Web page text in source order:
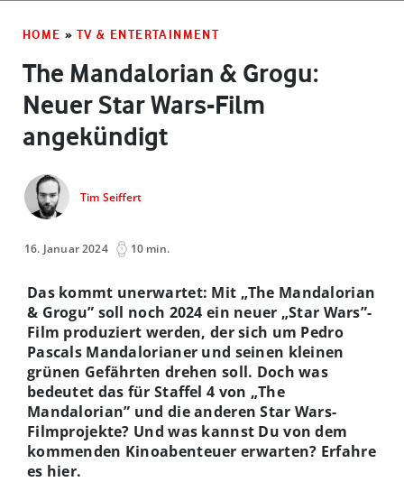
HOME » TV & ENTERTAINMENT
The Mandalorian & Grogu:
Neuer Star Wars-Film
angekündigt
Tim Seiffert
16. Januar 2024 10 min.
Das kommt unerwartet: Mit „The Mandalorian
& Grogu” soll noch 2024 ein neuer „Star Wars”-
Film produziert werden, der sich um Pedro
Pascals Mandalorianer und seinen kleinen
grünen Gefährten drehen soll. Doch was
bedeutet das für Staffel 4 von „The
Mandalorian” und die anderen Star Wars-
Filmprojekte? Und was kannst Du von dem
kommenden Kinoabenteuer erwarten? Erfahre
es hier.